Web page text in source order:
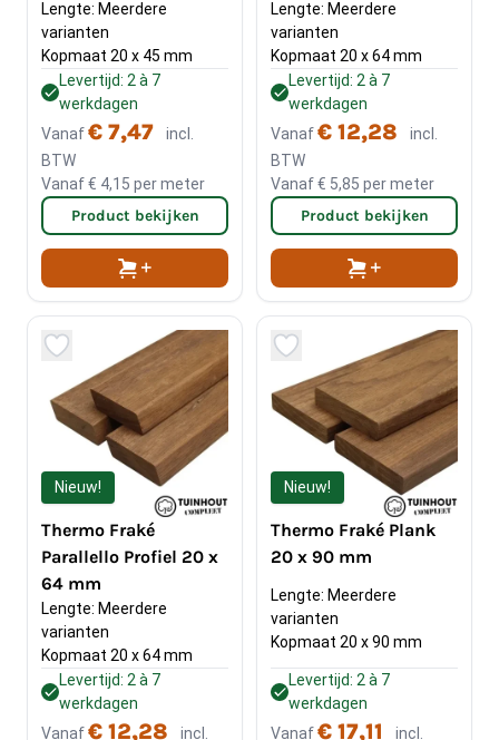
Lengte: Meerdere
varianten
Kopmaat 20 x 45 mm
Levertijd: 2 à 7
werkdagen
Vanaf€ 7,47
incl.
BTW
Vanaf€ 4,15 per meter
Product bekijken
Lengte: Meerdere
varianten
Kopmaat 20 x 64 mm
Levertijd: 2 à 7
werkdagen
Vanaf€ 12,28
incl.
BTW
Vanaf€ 5,85 per meter
Product bekijken
Nieuw!
Thermo Fraké
Parallello Profiel 20 x
64 mm
Lengte: Meerdere
varianten
Kopmaat 20 x 64 mm
Levertijd: 2 à 7
werkdagen
Vanaf€ 12,28
incl.
Nieuw!
Thermo Fraké Plank
20 x 90 mm
Lengte: Meerdere
varianten
Kopmaat 20 x 90 mm
Levertijd: 2 à 7
werkdagen
Vanaf€ 17,11
incl.